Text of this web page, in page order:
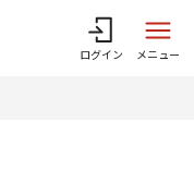
ログイン メニュー